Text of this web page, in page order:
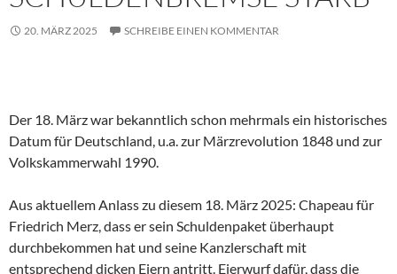
20. MÄRZ 2025 SCHREIBE EINEN KOMMENTAR
Der 18. März war bekanntlich schon mehrmals ein historisches
Datum für Deutschland, u.a. zur Märzrevolution 1848 und zur
Volkskammerwahl 1990.
Aus aktuellem Anlass zu diesem 18. März 2025: Chapeau für
Friedrich Merz, dass er sein Schuldenpaket überhaupt
durchbekommen hat und seine Kanzlerschaft mit
entsprechend dicken Eiern antritt. Eierwurf dafür, dass die